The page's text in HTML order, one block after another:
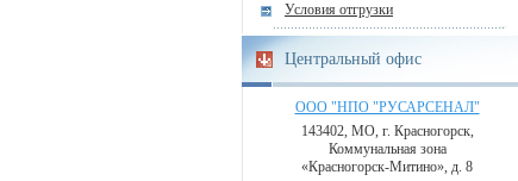
Условия отгрузки
Центральный офис
ООО "НПО "РУСАРСЕНАЛ"
143402, МО, г. Красногорск,
Коммунальная зона
«Красногорск-Митино», д. 8